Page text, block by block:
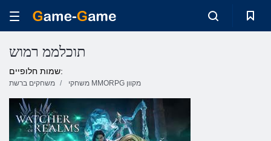
תוכלממ רמוש
שמות חלופיים:
משחקים ברשת משחקי MMORPG מקוון